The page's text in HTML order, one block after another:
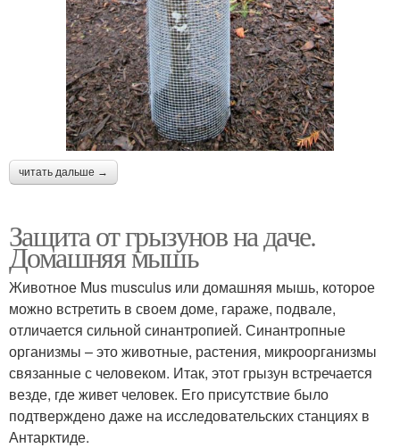
читать дальше →
Защита от грызунов на даче.
Домашняя мышь
Животное Mus musculus или домашняя мышь, которое
можно встретить в своем доме, гараже, подвале,
отличается сильной синантропией. Синантропные
организмы – это животные, растения, микроорганизмы
связанные с человеком. Итак, этот грызун встречается
везде, где живет человек. Его присутствие было
подтверждено даже на исследовательских станциях в
Антарктиде.